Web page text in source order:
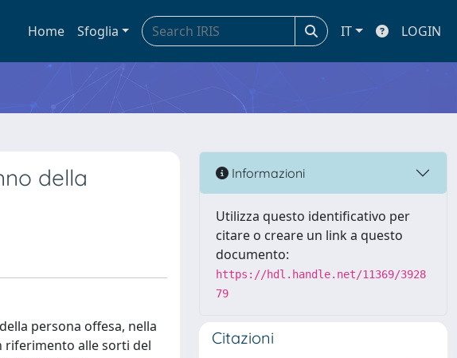
Home Sfoglia IT LOGIN
della
persona offesa, nella
riferimento alle sorti del
Informazioni
Utilizza questo identificativo per
citare o creare un link a questo
documento:
https://hdl.handle.net/11369/3928
79
Citazioni